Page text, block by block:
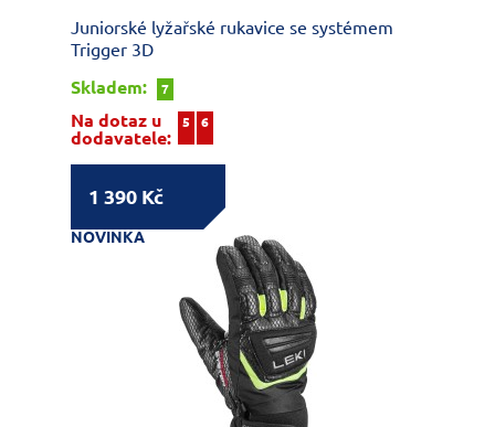
Juniorské lyžařské rukavice se systémem
Trigger 3D
Skladem:
7
Na dotaz u
dodavatele:
5 6
1 390 Kč
NOVINKA